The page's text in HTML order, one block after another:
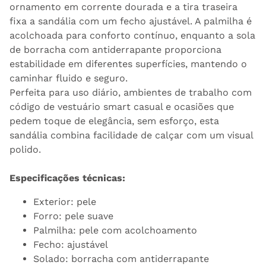
ornamento em corrente dourada e a tira traseira
fixa a sandália com um fecho ajustável. A palmilha é
acolchoada para conforto contínuo, enquanto a sola
de borracha com antiderrapante proporciona
estabilidade em diferentes superfícies, mantendo o
caminhar fluido e seguro.
Perfeita para uso diário, ambientes de trabalho com
código de vestuário smart casual e ocasiões que
pedem toque de elegância, sem esforço, esta
sandália combina facilidade de calçar com um visual
polido.
Especificações técnicas:
Exterior: pele
Forro: pele suave
Palmilha: pele com acolchoamento
Fecho: ajustável
Solado: borracha com antiderrapante